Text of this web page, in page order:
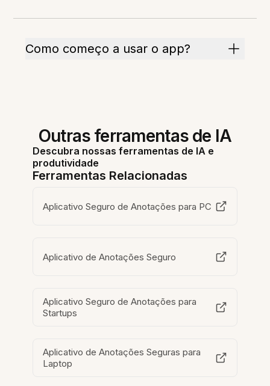
Como começo a usar o app?
Outras ferramentas de IA
Descubra nossas ferramentas de IA e
produtividade
Ferramentas Relacionadas
Aplicativo Seguro de Anotações para PC
Aplicativo de Anotações Seguro
Aplicativo Seguro de Anotações para
Startups
Aplicativo de Anotações Seguras para
Laptop